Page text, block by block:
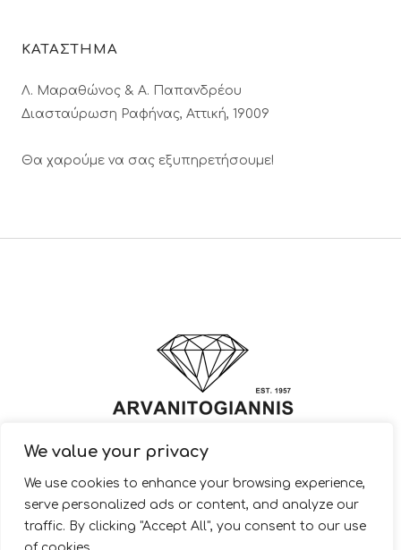
We value your privacy
We use cookies to enhance your browsing experience,
serve personalized ads or content, and analyze our
traffic. By clicking "Accept All", you consent to our use
ΚΑΤΑΣΤΗΜΑ
Λ. Μαραθώνος & A. Παπανδρέου
Διασταύρωση Ραφήνας, Αττική, 19009
Θα χαρούμε να σας εξυπηρετήσουμε!
© 2022 ARVANITOGIANNIS – Jewelry Design & Manufacturing |
JewelryShop.gr